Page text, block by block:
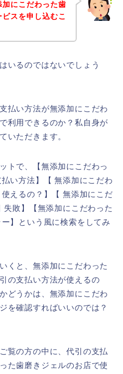
にこだわった歯
スを申し込むこ
いるのではないでしょう
払い方法が無添加にこだわ
利用できるのか？私自身が
いただきます。
トで、【無添加にこだわっ
い方法】【 無添加にこだわ
えるの？】【 無添加にこだ
失敗】【無添加にこだわった
】という風に検索をしてみ
くと、無添加にこだわった
の支払い方法が使えるの
どうかは、無添加にこだわ
を確認すればいいのでは？
覧の方の中に、代引の支払
た歯磨きジェルのお店で使